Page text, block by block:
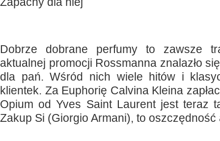
Dobrze dobrane perfumy to zawsze
aktualnej promocji Rossmanna znalazło
dla pań. Wśród nich wiele hitów i
klientek. Za Euphorię Calvina Kleina
Opium od Yves Saint Laurent jest teraz
Zakup Si (Giorgio Armani), to oszczędność